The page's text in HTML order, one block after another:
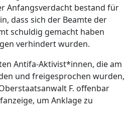
Anfangsverdacht bestand für
dass sich der Beamte der
schuldig gemacht haben
verhindert wurden.
Antifa-Aktivist*innen, die am
und freigesprochen wurden,
F. offenbar
um Anklage zu